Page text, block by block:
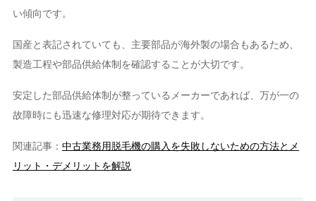
い傾向です。
国産と表記されていても、主要部品が海外製の場合もあるため、
製造工程や部品供給体制を確認することが大切です。
安定した部品供給体制が整っているメーカーであれば、万が一の
故障時にも迅速な修理対応が期待できます。
関連記事： 中古業務用脱毛機の購入を失敗しないための方法とメ
リット・デメリットを解説